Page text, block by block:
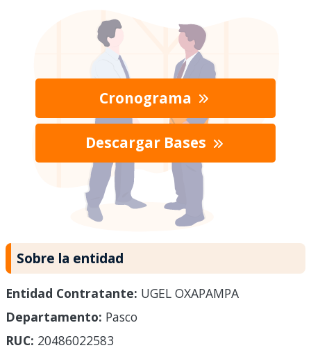
Cronograma
Descargar Bases
Sobre la entidad
Entidad Contratante: UGEL OXAPAMPA
Departamento: Pasco
RUC: 20486022583